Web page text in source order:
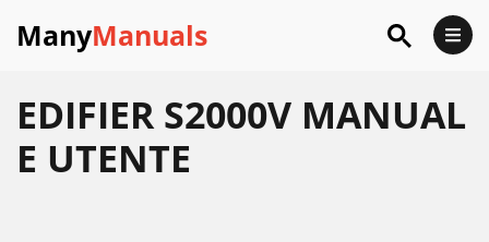
ManyManuals
EDIFIER S2000V MANUAL
E UTENTE